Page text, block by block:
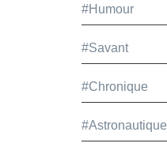
#Humour
#Savant
#Chronique
#Astronautique